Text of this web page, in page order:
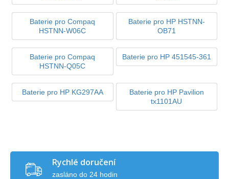
Baterie pro Compaq
HSTNN-W06C
Baterie pro HP HSTNN-
OB71
Baterie pro Compaq
HSTNN-Q05C
Baterie pro HP 451545-361
Baterie pro HP KG297AA
Baterie pro HP Pavilion
tx1101AU
Rychlé doručení
zasláno do 24 hodin